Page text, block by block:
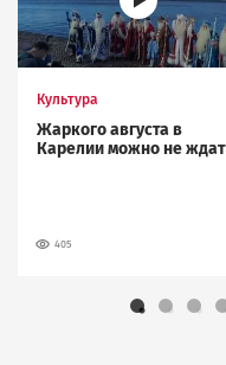
Культура
Жаркого августа в
Карелии можно не
405